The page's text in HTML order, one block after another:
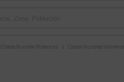
Casas Rurales Palencia Casas Rurales Vidrieros